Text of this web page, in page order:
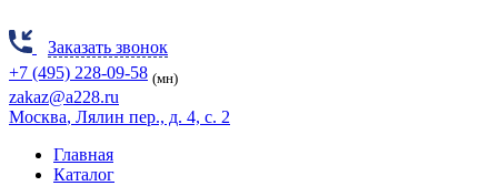
Заказать звонок
+7 (495) 228-09-58 (мн)
zakaz@a228.ru
Москва, Лялин пер., д. 4, с. 2
Главная
Каталог